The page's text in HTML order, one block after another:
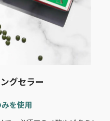
グセラー
を使用